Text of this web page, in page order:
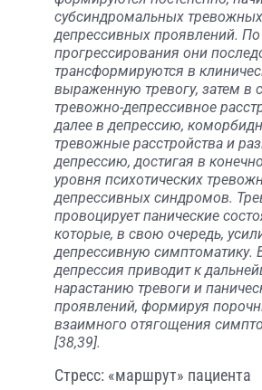
субсиндромальных
депрессивных проявлений.
прогрессирования они
трансформируются в
выраженную тревогу, затем в
тревожно-депрессивное
далее в депрессию,
тревожные расстройства и
депрессию, достигая в
уровня психотических
депрессивных синдромов.
провоцирует панические
которые, в свою очередь,
депрессивную симптоматику.
депрессия приводит к
нарастанию тревоги и
проявлений, формируя
взаимного отягощения
[38,39].
Стресс: «маршрут» пациента